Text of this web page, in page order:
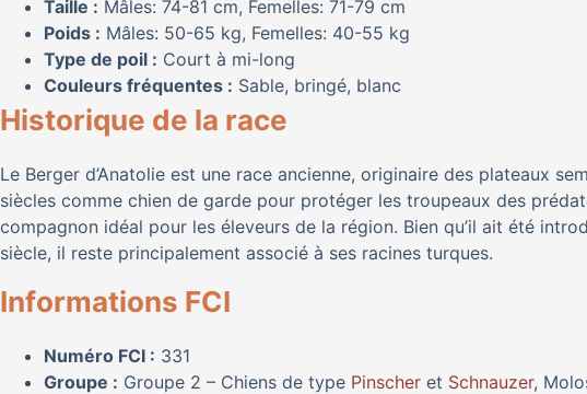
Taille : Mâles: 74-81 cm, Femelles: 71-79 cm
Poids : Mâles: 50-65 kg, Femelles: 40-55 kg
Type de poil : Court à mi-long
Couleurs fréquentes : Sable, bringé, blanc
Historique de la race
Le Berger d’Anatolie est une race ancienne, originaire des plateaux
siècles comme chien de garde pour protéger les troupeaux des
compagnon idéal pour les éleveurs de la région. Bien qu’il ait été
siècle, il reste principalement associé à ses racines turques.
Informations FCI
Numéro FCI : 331
Groupe : Groupe 2 – Chiens de type Pinscher et Schnauzer,